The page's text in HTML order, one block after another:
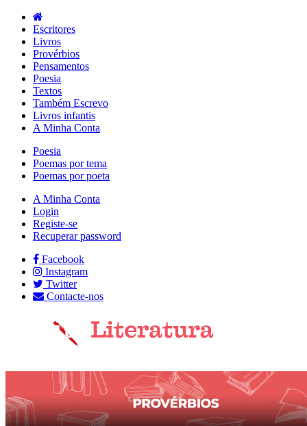
Escritores
Livros
Provérbios
Pensamentos
Poesia
Textos
Também Escrevo
Livros infantis
A Minha Conta
Poesia
Poemas por tema
Poemas por poeta
A Minha Conta
Login
Registe-se
Recuperar password
Facebook
Instagram
Twitter
Contacte-nos